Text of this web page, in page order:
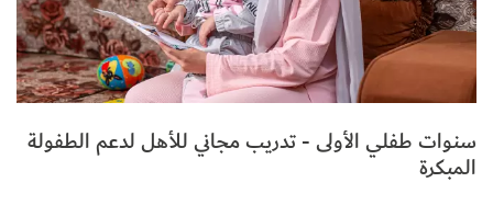
سنوات طفلي الأولى - تدريب مجاني للأهل لدعم الطفولة
المبكرة